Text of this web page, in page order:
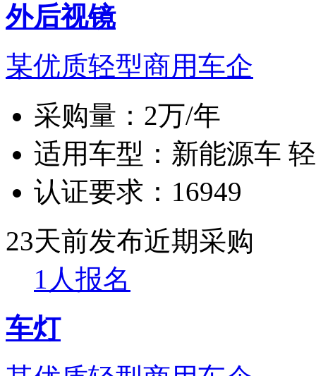
外后视镜
某优质轻型商用车企
采购量： 2万/年
适用车型： 新能源车
认证要求： 16949
23天前发布近期采购
1人报名
车灯